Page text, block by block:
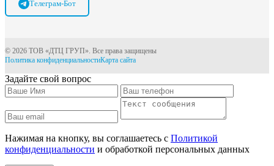
Телеграм-Бот
© 2026 ТОВ «ДТЦ ГРУП». Все права защищены
Политика конфиденциальностиКарта сайта
Задайте свой вопрос
Нажимая на кнопку, вы соглашаетесь с Политикой
конфиденциальности и обработкой персональных данных